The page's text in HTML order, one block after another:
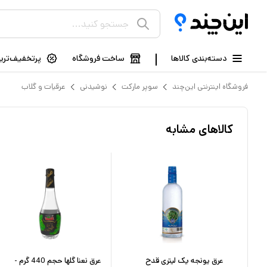
دسته‌بندی کالاها ساخت فروشگاه
فروشگاه اینترنتی این‌چند سوپر مارکت نوشیدنی عرقیات و گلاب
کالاهای مشابه
عرق یونجه یک لیتری قدح
عرق نعنا گلها حجم 440 گرم -